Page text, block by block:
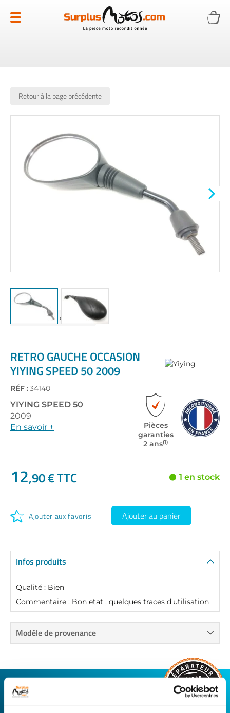
au
contenu
Retour à la page précédente
images
the
beginning
of
the
images
gallery
RETRO GAUCHE OCCASION
YIYING SPEED 50 2009
RÉF :34140
YIYING SPEED 50
2009
En savoir +
Pièces
garanties
2 ans(1)
12,90 € TTC 1 en stock
Ajouter aux favoris Ajouter au panier
Infos produits
Qualité : Bien
Commentaire : Bon etat , quelques traces d'utilisation
Modèle de provenance
CONNECTEZ-VOUS AVEC VOTRE
RÉPARATEUR FAVORI